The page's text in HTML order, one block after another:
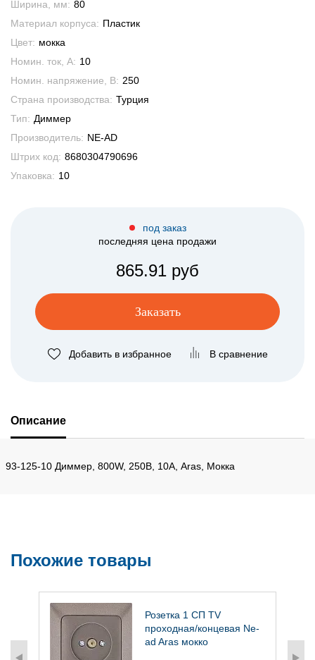
Ширина, мм: 80
Материал корпуса: Пластик
Цвет: мокка
Номин. ток, А: 10
Номин. напряжение, В: 250
Страна производства: Турция
Тип: Диммер
Производитель: NE-AD
Штрих код: 8680304790696
Упаковка: 10
под заказ
последняя цена продажи
865.91 руб
Заказать
Добавить в избранное В сравнение
Описание
93-125-10 Диммер, 800W, 250В, 10А, Aras, Мокка
Похожие товары
Розетка 1 СП TV
проходная/концевая Ne-
ad Aras мокко